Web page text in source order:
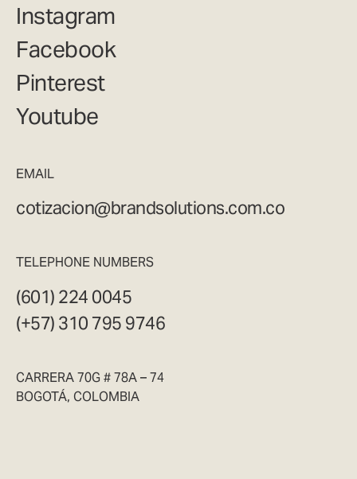
Instagram
Facebook
Pinterest
Youtube
EMAIL
cotizacion@brandsolutions.com.co
TELEPHONE NUMBERS
(601) 224 0045
(+57) 310 795 9746
CARRERA 70G # 78A – 74
BOGOTÁ, COLOMBIA